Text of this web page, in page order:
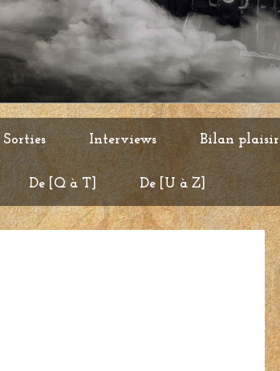
Sorties Interviews Bilan plaisir
De [Q à T] De [U à Z]